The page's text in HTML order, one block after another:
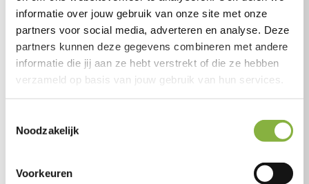
informatie over jouw gebruik van onze site met onze
partners voor social media, adverteren en analyse. Deze
partners kunnen deze gegevens combineren met andere
informatie die jij aan ze hebt verstrekt of die ze hebben
verzameld op basis van jouw gebruik van hun services.
Noodzakelijk
Voorkeuren
_hjSession
_#
Hotjar
Verzamelt
statistieken over de
bezoeken van de
gebruiker aan de
website, zoals het
1 dag